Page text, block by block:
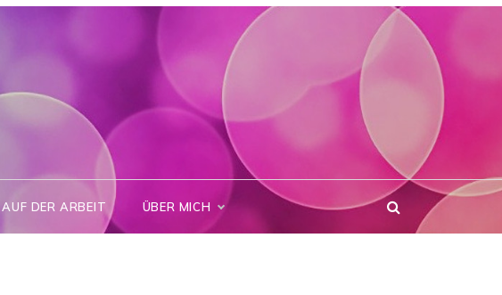
AUF DER ARBEIT ÜBER MICH